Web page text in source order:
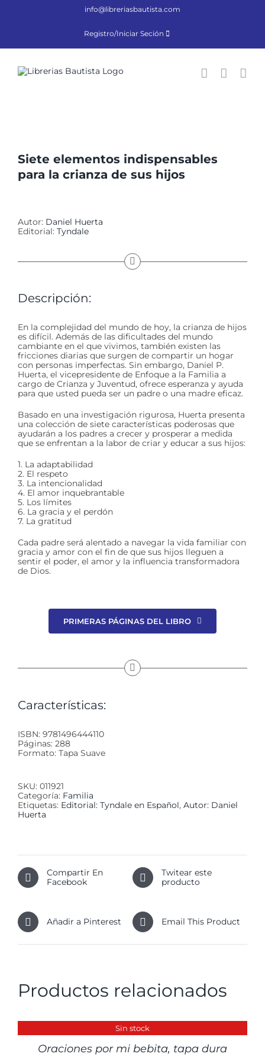
info@libreriasbautista.com
Registro/Iniciar Seción
Siete elementos indispensables
para la crianza de sus hijos
Autor: Daniel Huerta
Editorial: Tyndale
Descripción:
En la complejidad del mundo de hoy, la crianza de hijos
es difícil. Además de las dificultades del mundo
cambiante en el que vivimos, también existen las
fricciones diarias que surgen de compartir un hogar
con personas imperfectas. Sin embargo, Daniel P.
Huerta, el vicepresidente de Enfoque a la Familia a
cargo de Crianza y Juventud, ofrece esperanza y ayuda
para que usted pueda ser un padre o una madre eficaz.
Basado en una investigación rigurosa, Huerta presenta
una colección de siete características poderosas que
ayudarán a los padres a crecer y prosperar a medida
que se enfrentan a la labor de criar y educar a sus hijos:
1. La adaptabilidad
2. El respeto
3. La intencionalidad
4. El amor inquebrantable
5. Los límites
6. La gracia y el perdón
7. La gratitud
Cada padre será alentado a navegar la vida familiar con
gracia y amor con el fin de que sus hijos lleguen a
sentir el poder, el amor y la influencia transformadora
de Dios.
PRIMERAS PÁGINAS DEL LIBRO
Características:
ISBN: 9781496444110
Páginas: 288
Formato: Tapa Suave
SKU: 011921
Categoría: Familia
Etiquetas: Editorial: Tyndale en Español, Autor: Daniel
Huerta
Compartir En
Facebook
Twitear este
producto
Añadir a Pinterest Email This Product
Productos relacionados
Sin stock
Oraciones por mi bebita, tapa dura